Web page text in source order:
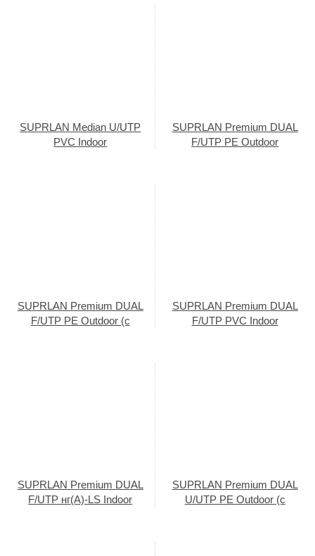
SUPRLAN Median U/UTP
PVC Indoor
SUPRLAN Premium DUAL
F/UTP PE Outdoor
SUPRLAN Premium DUAL
F/UTP PE Outdoor (с
SUPRLAN Premium DUAL
F/UTP PVC Indoor
SUPRLAN Premium DUAL
F/UTP нг(А)-LS Indoor
SUPRLAN Premium DUAL
U/UTP PE Outdoor (с